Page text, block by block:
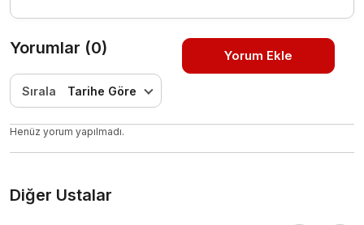
Yorumlar (0) Yorum Ekle
Sırala Tarihe Göre
Henüz yorum yapılmadı.
Diğer Ustalar